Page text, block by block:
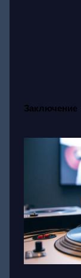
Заключение